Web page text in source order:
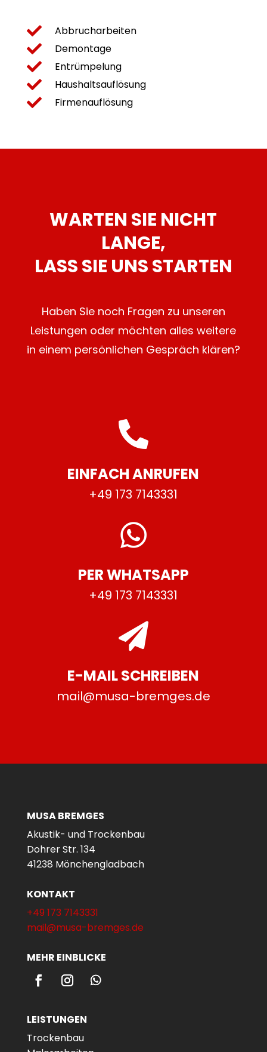
 Abbrucharbeiten
 Demontage
 Entrümpelung
 Haushaltsauflösung
 Firmenauflösung
WARTEN SIE NICHT
LANGE,
LASS SIE UNS STARTEN
Haben Sie noch Fragen zu unseren
Leistungen oder möchten alles weitere
in einem persönlichen Gespräch klären?

EINFACH ANRUFEN
+49 173 7143331

PER WHATSAPP
+49 173 7143331

E-MAIL SCHREIBEN
mail@musa-bremges.de
MUSA BREMGES
Akustik- und Trockenbau
Dohrer Str. 134
41238 Mönchengladbach
KONTAKT
+49 173 7143331
mail@musa-bremges.de
MEHR EINBLICKE
LEISTUNGEN
Trockenbau